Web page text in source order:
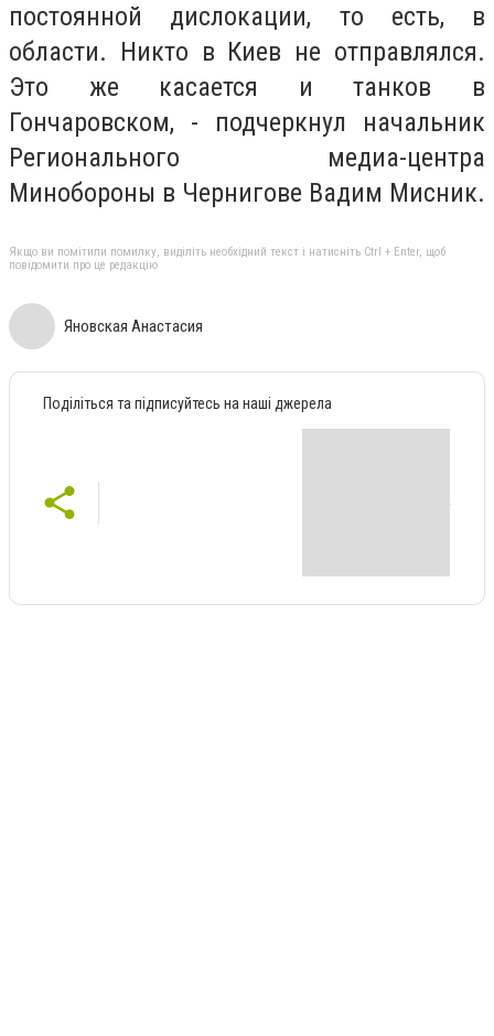
постоянной дислокации, то есть, в
области. Никто в Киев не отправлялся.
Это же касается и танков в
Гончаровском, - подчеркнул начальник
Регионального медиа-центра
Минобороны в Чернигове Вадим Мисник.
Якщо ви помітили помилку, виділіть необхідний текст і натисніть Ctrl + Enter, щоб
повідомити про це редакцію
Яновская Анастасия
Поділіться та підписуйтесь на наші джерела